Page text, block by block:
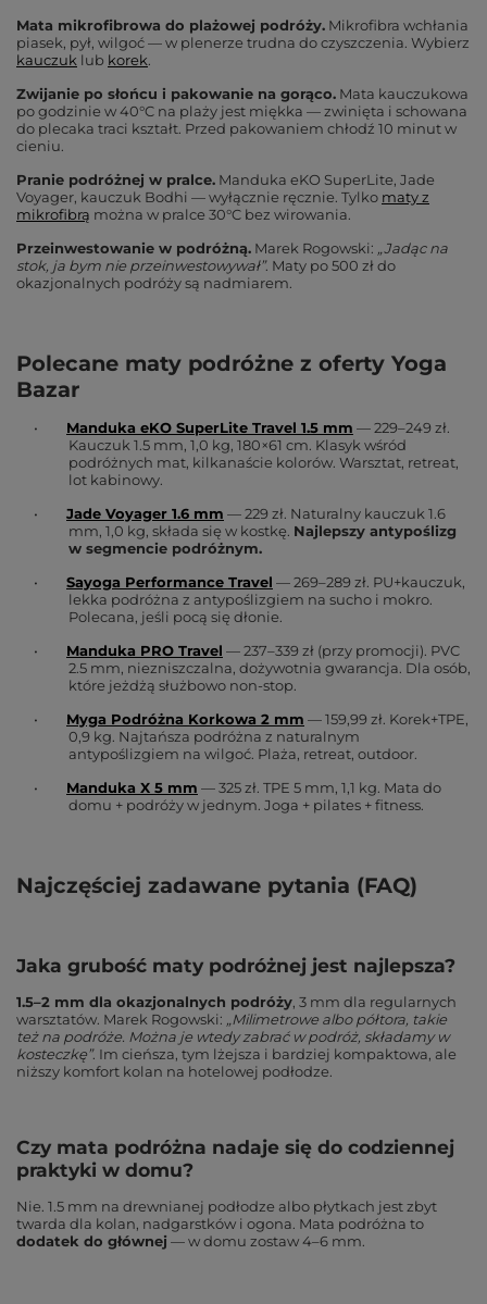
Mata mikrofibrowa do plażowej podróży. Mikrofibra wchłania
piasek, pył, wilgoć — w plenerze trudna do czyszczenia. Wybierz
kauczuk lub korek.
Zwijanie po słońcu i pakowanie na gorąco. Mata kauczukowa
po godzinie w 40°C na plaży jest miękka — zwinięta i schowana
do plecaka traci kształt. Przed pakowaniem chłodź 10 minut w
cieniu.
Pranie podróżnej w pralce. Manduka eKO SuperLite, Jade
Voyager, kauczuk Bodhi — wyłącznie ręcznie. Tylko maty z
mikrofibrą można w pralce 30°C bez wirowania.
Przeinwestowanie w podróżną. Marek Rogowski:
„Jadąc na
stok, ja bym nie przeinwestowywał”. Maty po 500 zł do
okazjonalnych podróży są nadmiarem.
Polecane maty podróżne z oferty Yoga
Bazar
• Manduka eKO SuperLite Travel 1.5 mm — 229–249 zł.
Kauczuk 1.5 mm, 1,0 kg, 180×61 cm. Klasyk wśród
podróżnych mat, kilkanaście kolorów. Warsztat, retreat,
lot kabinowy.
•
Jade Voyager 1.6 mm — 229 zł. Naturalny kauczuk 1.6
mm, 1,0 kg, składa się w kostkę. Najlepszy antypoślizg
w segmencie podróżnym.
•
Sayoga Performance Travel — 269–289 zł. PU+kauczuk,
lekka podróżna z antypoślizgiem na sucho i mokro.
Polecana, jeśli pocą się dłonie.
•
Manduka PRO Travel — 237–339 zł (przy promocji). PVC
2.5 mm, niezniszczalna, dożywotnia gwarancja. Dla osób,
które jeżdżą służbowo non-stop.
•
Myga Podróżna Korkowa 2 mm — 159,99 zł. Korek+TPE,
0,9 kg. Najtańsza podróżna z naturalnym
antypoślizgiem na wilgoć. Plaża, retreat, outdoor.
•
Manduka X 5 mm — 325 zł. TPE 5 mm, 1,1 kg. Mata do
domu + podróży w jednym. Joga + pilates + fitness.
Najczęściej zadawane pytania (FAQ)
Jaka grubość maty podróżnej jest najlepsza?
1.5–2 mm dla okazjonalnych podróży, 3 mm dla regularnych
warsztatów. Marek Rogowski:
„Milimetrowe albo półtora, takie
też na podróże. Można je wtedy zabrać w podróż, składamy w
kosteczkę”. Im cieńsza, tym lżejsza i bardziej kompaktowa, ale
niższy komfort kolan na hotelowej podłodze.
Czy mata podróżna nadaje się do codziennej
praktyki w domu?
Nie. 1.5 mm na drewnianej podłodze albo płytkach jest zbyt
twarda dla kolan, nadgarstków i ogona. Mata podróżna to
dodatek do głównej — w domu zostaw 4–6 mm.